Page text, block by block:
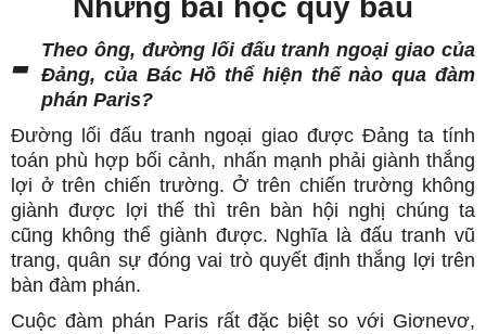
Những bài học quý báu
- Theo ông, đường lối đấu tranh ngoại giao của
Đảng, của Bác Hồ thể hiện thế nào qua đàm
phán Paris?
Đường lối đấu tranh ngoại giao được Đảng ta tính
toán phù hợp bối cảnh, nhấn mạnh phải giành thắng
lợi ở trên chiến trường. Ở trên chiến trường không
giành được lợi thế thì trên bàn hội nghị chúng ta
cũng không thể giành được. Nghĩa là đấu tranh vũ
trang, quân sự đóng vai trò quyết định thắng lợi trên
bàn đàm phán.
Cuộc đàm phán Paris rất đặc biệt so với Giơnevơ,